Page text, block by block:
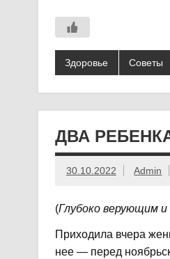
Здоровье Советы
ДВА
30.10.2022 Admin
(Глубоко верующим
Приходила вчера
нее — перед